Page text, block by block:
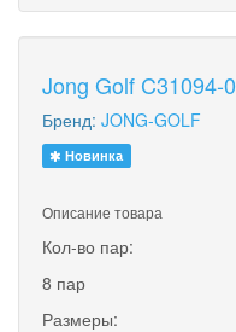
Jong Golf C31094-0
Бренд: JONG-GOLF
Новинка
Описание товара
Кол-во пар:
8 пар
Размеры: